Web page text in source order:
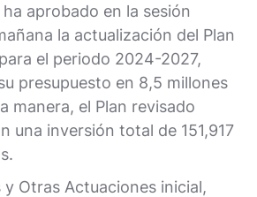
aprobado en la sesión
la actualización del Plan
el periodo 2024-2027,
presupuesto en 8,5 millones
manera, el Plan revisado
una inversión total de 151,917
y Otras Actuaciones inicial,